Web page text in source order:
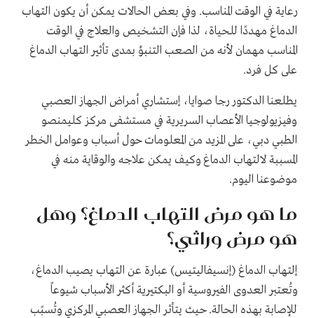
رعاية في الوقت المناسب.وفي بعض الحالات يمكن أن يكون التهاب
الدماغ مهددًا للحياة، لذا فإن التشخيص والعلاج في الوقت
المناسب مهمان لأنه من الصعب التنبؤ بمدى تأثير التهاب الدماغ
على كل فرد .
يطلعنا الدكتوررجا صوايا، إستشاري أمراض الجهاز العصبي
وفيزيولوجيا الأعصاب السريرية فيمستشفى مركز كليمنصو
الطبي دبي، على المزيد من المعلومات حول أسباب وعوامل الخطر
المسببة لالتهاب الدماغ وكيف يمكن علاجه والوقاية منه في
موضوعنا اليوم.
ما هو مرض التهاب الدماغ؟ وهل
هو مرض وراثي؟
إلتهاب الدماغ (إنسيفاليتيس) عبارة عن التهاب يصيب الدماغ،
وتُعتبر العدوى الفيروسية أو البكتيرية أكثر الأسباب شيوعاً
للإصابة بهذه الحالة.حيث يتأثر الجهاز العصبي المركزي وتُسبًب